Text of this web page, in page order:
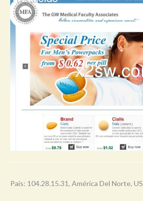
País: 104.28.15.31, América Del Norte, US